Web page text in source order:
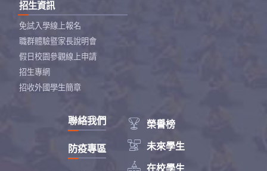
招生資訊
免試入學線上報名
職群體驗暨家長說明會
假日校園參觀線上申請
招生專網
招收外國學生簡章
 榮譽榜
 未來學生
 在校學生
聯絡我們
防疫專區